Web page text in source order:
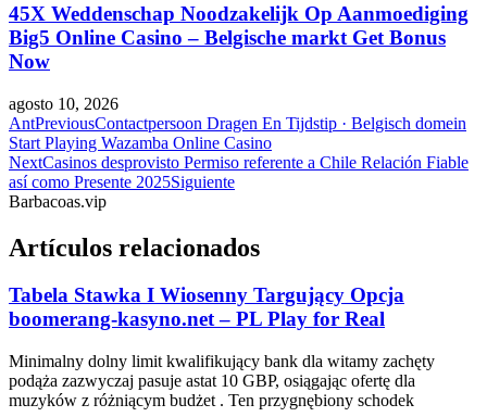
45X Weddenschap Noodzakelijk Op Aanmoediging
Big5 Online Casino – Belgische markt Get Bonus
Now
agosto 10, 2026
AntPreviousContactpersoon Dragen En Tijdstip · Belgisch domein
Start Playing Wazamba Online Casino
NextCasinos desprovisto Permiso referente a Chile Relación Fiable
así­ como Presente 2025Siguiente
Barbacoas.vip
Artículos relacionados
Tabela Stawka I Wiosenny Targujący Opcja
boomerang-kasyno.net – PL Play for Real
Minimalny dolny limit kwalifikujący bank dla witamy zachęty
podąża zazwyczaj pasuje astat 10 GBP, osiągając ofertę dla
muzyków z różniącym budżet . Ten przygnębiony schodek